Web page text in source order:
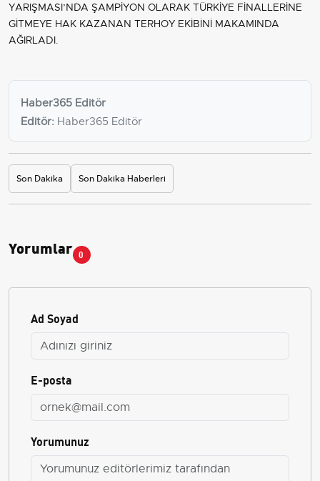
YARIŞMASI’NDA ŞAMPİYON OLARAK TÜRKİYE FİNALLERİNE
GİTMEYE HAK KAZANAN TERHOY EKİBİNİ MAKAMINDA
AĞIRLADI.
Haber365 Editör
Editör: Haber365 Editör
Son Dakika Son Dakika Haberleri
Yorumlar 0
Ad Soyad
E-posta
Yorumunuz